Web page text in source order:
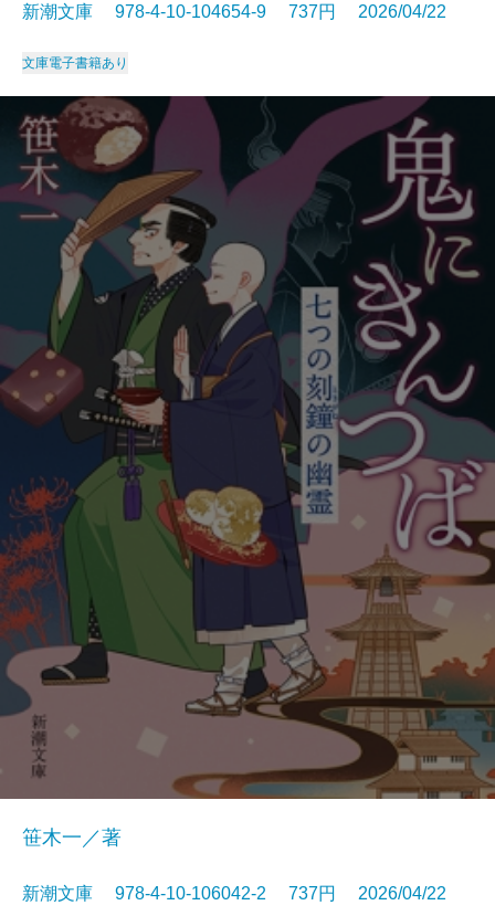
新潮文庫 978-4-10-104654-9 737円 2026/04/22
文庫電子書籍あり
笹木一／著
新潮文庫 978-4-10-106042-2 737円 2026/04/22